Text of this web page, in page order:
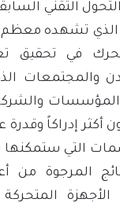
التقني
الذي تشهده معظم
في تحقيق
والمجتمعات
المؤسسات
أكثر إدراكاً وقدرة
التي ستمكنها
المرجوة من